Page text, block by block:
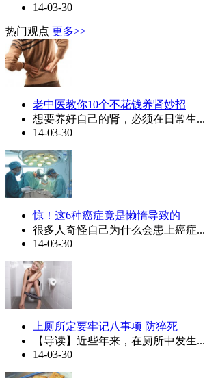
14-03-30
热门观点 更多>>
老中医教你10个不花钱养肾妙招
想要养好自己的肾，必须在日常生...
14-03-30
惊！这6种癌症竟是懒惰导致的
很多人奇怪自己为什么会患上癌症...
14-03-30
上厕所定要牢记八事项 防猝死
【导读】近些年来，在厕所中发生...
14-03-30